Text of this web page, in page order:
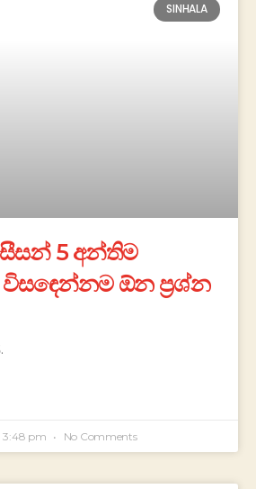
SINHALA
5 අන්තිම
ඕන ප්‍රශ්න
3:48 pm No Comments